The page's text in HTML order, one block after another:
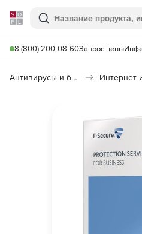
Softline
Поиск
8 (800) 200-08-60Запрос цены
Антивирусы и безопасность Интернет